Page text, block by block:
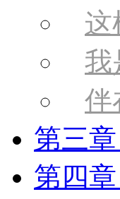
这
我
伴
第三
第四